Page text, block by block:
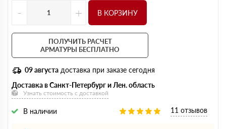
- + В КОРЗИНУ
ПОЛУЧИТЬ РАСЧЕТ
АРМАТУРЫ БЕСПЛАТНО
09 августа доставка при заказе сегодня
Доставка в Санкт-Петербург и Лен. область
Узнать стоимость с доставкой
В наличии 11 отзывов